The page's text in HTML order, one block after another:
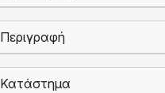
Περιγραφή
Κατάστημα